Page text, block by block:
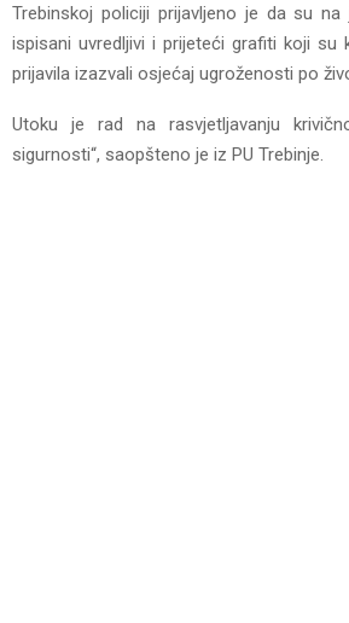
Trebinskoj policiji prijavljeno je da su
ispisani uvredljivi i prijeteći grafiti koji
prijavila izazvali osjećaj ugroženosti po
Utoku je rad na rasvjetljavanju
sigurnosti“, saopšteno je iz PU Trebinje.